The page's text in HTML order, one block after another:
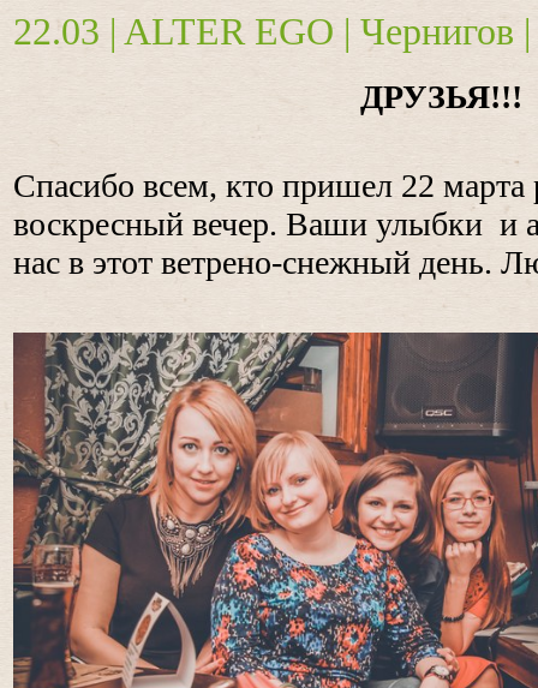
22.03 | ALTER EGO | Чернигов |
ДРУЗЬЯ!!!
Спасибо всем, кто пришел 22 марта
воскресный вечер. Ваши улыбки и
нас в этот ветрено-снежный день.